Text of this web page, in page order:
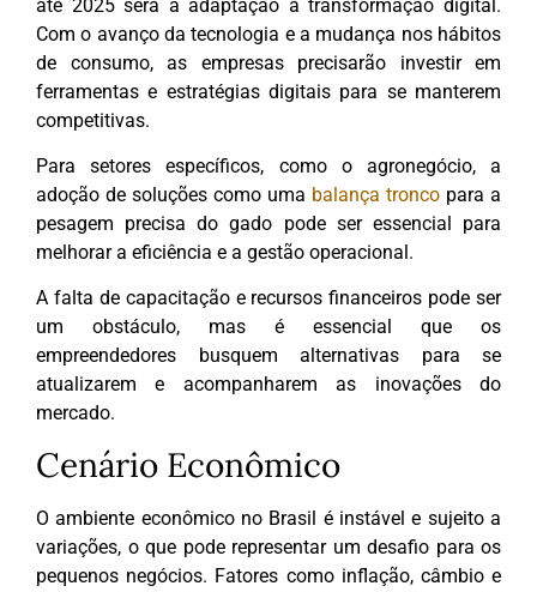
até 2025 será a adaptação à transformação digital.
Com o avanço da tecnologia e a mudança nos hábitos
de consumo, as empresas precisarão investir em
ferramentas e estratégias digitais para se manterem
competitivas.
Para setores específicos, como o agronegócio, a
adoção de soluções como uma balança tronco para a
pesagem precisa do gado pode ser essencial para
melhorar a eficiência e a gestão operacional.
A falta de capacitação e recursos financeiros pode ser
um obstáculo, mas é essencial que os
empreendedores busquem alternativas para se
atualizarem e acompanharem as inovações do
mercado.
Cenário Econômico
O ambiente econômico no Brasil é instável e sujeito a
variações, o que pode representar um desafio para os
pequenos negócios. Fatores como inflação, câmbio e